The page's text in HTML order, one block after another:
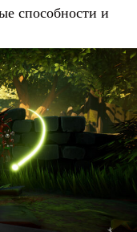
способности и